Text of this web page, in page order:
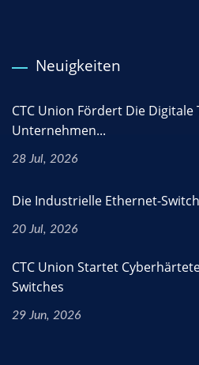
Neuigkeiten
CTC Union Fördert Die
Unternehmen...
28 Jul, 2026
Die Industrielle Ethernet-
20 Jul, 2026
CTC Union Startet
Switches
29 Jun, 2026